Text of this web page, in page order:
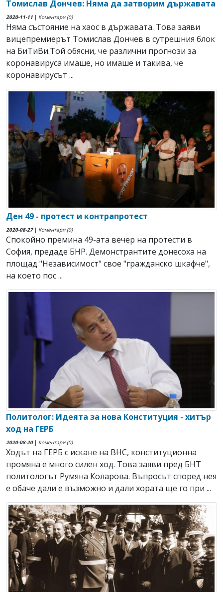
Томислав Дончев: Няма да затворим държавата
2020-11-11 | Коментари (0)
Няма състояние на хаос в държавата. Toва заяви
вицепремиерът Томислав Дончев в сутрешния блок
на БиТиВи.Той обясни, че различни прогнози за
коронавируса имаше, но имаше и такива, че
коронавирусът ...
Ден 49 - протест и контрапротест
2020-08-27| Коментари (0)
Спокойно премина 49-ата вечер на протести в
София, предаде БНР. Демонстрантите донесоха на
площад "Независимост" свое "гражданско шкафче",
на което пос ...
Политолог: Идеята за нова Конституция - хитър
ход на ГЕРБ
2020-08-20| Коментари (0)
Ходът на ГЕРБ с искане на ВНС, конституционна
промяна е много силен ход. Това заяви пред БНТ
политологът Румяна Коларова. Въпросът според нея
е обаче дали е възможно и дали хората ще го при ...